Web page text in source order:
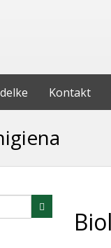
Kontakt